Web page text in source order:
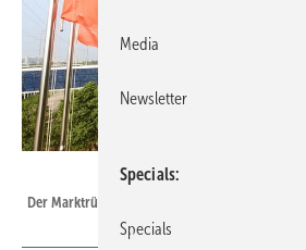
Der Marktrückgang in China war auch in
Media
Newsletter
Specials
Specials